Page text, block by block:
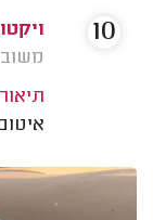
משוב: 17/11/
10